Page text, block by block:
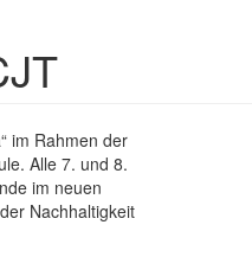
im Rahmen der
Alle 7. und 8.
im neuen
Nachhaltigkeit